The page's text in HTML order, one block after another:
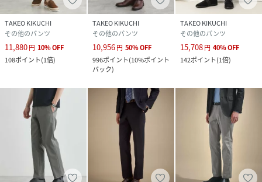
TAKEO KIKUCHI
その他のパンツ
11,880円 10%OFF
108ポイント(1倍)
TAKEO KIKUCHI
その他のパンツ
10,956円 50%OFF
996ポイント(10%ポイント
バック)
TAKEO KIKUCHI
その他のパンツ
15,708円 40%OFF
142ポイント(1倍)